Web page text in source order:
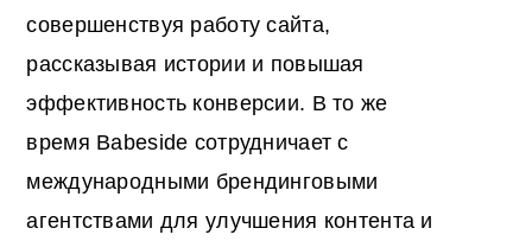
совершенствуя работу сайта,
рассказывая истории и повышая
эффективность конверсии. В то же
время Babeside сотрудничает с
международными брендинговыми
агентствами для улучшения контента и